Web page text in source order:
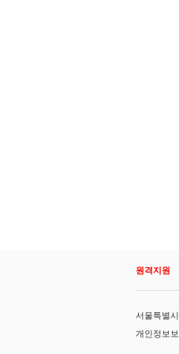
원격지원
서울특별
개인정보